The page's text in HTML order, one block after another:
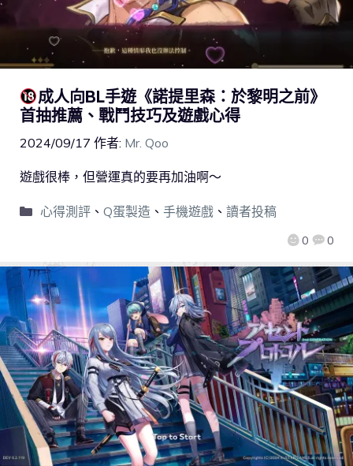
成人向BL手遊《諾提里森：於黎明之前》
首抽推薦、戰鬥技巧及遊戲心得
2024/09/17 作者: Mr. Qoo
0 0
遊戲很棒，但營運真的要再加油啊～
心得測評、 Q蛋製造 、 手機遊戲、 讀者投稿